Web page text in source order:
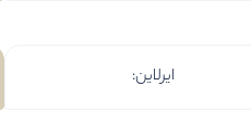
ایرلاین: